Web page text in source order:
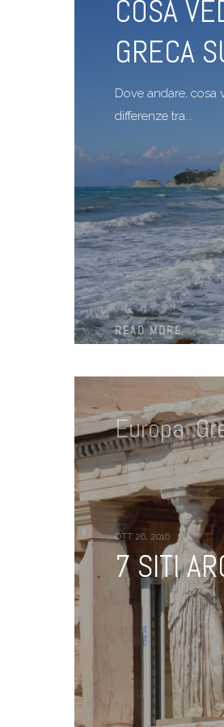
COSA
GRECA
Dove andare, cosa
differenze tra...
READ MORE
Europa,
OTT 26, 2016
7 SITI